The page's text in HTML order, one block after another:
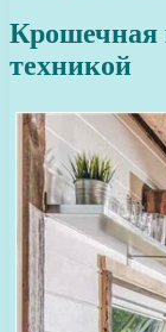
Крошечная
техникой